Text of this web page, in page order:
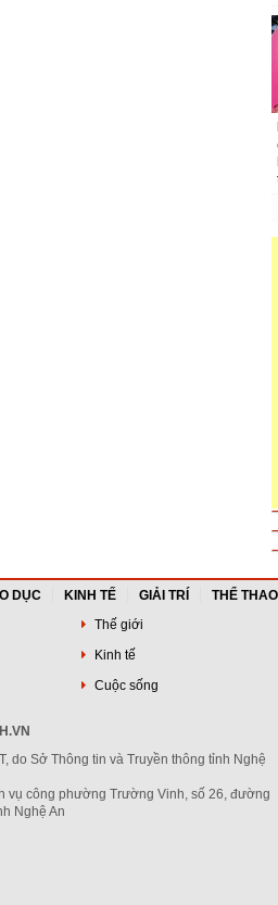
DỤC KINH TẾ GIẢI TRÍ THỂ THAO
Thế giới
Kinh tế
Cuộc sống
do Sở Thông tin và Truyền thông tỉnh Nghệ
vụ công phường Trường Vinh, số 26, đường
Nghệ An